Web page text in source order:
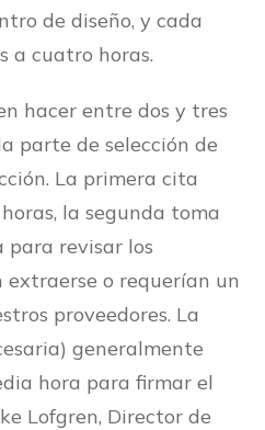
de diseño, y cada
a cuatro horas.
hacer entre dos y tres
parte de selección de
La primera cita
la segunda toma
para revisar los
o requerían un
proveedores. La
generalmente
hora para firmar el
Lofgren, Director de